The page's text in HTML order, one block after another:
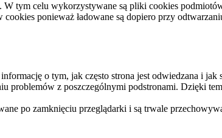
tym celu wykorzystywane są pliki cookies
ponieważ ładowane są dopiero przy
o tym, jak często strona jest odwiedzana i
z poszczególnymi podstronami. Dzięki
po zamknięciu przeglądarki i są trwale